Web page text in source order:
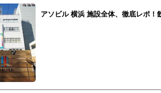
アソビル 横浜 施設全体、徹底レポ！